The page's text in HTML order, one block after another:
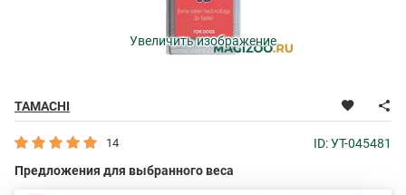
TAMACHI
Увеличить изображение
14
ID: УТ-045481
Предложения для выбранного веса